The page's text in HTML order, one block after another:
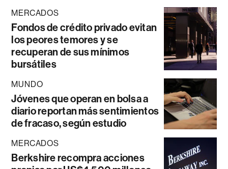
MERCADOS
Fondos de crédito privado evitan
los peores temores y se
recuperan de sus mínimos
bursátiles
MUNDO
Jóvenes que operan en bolsa a
diario reportan más sentimientos
de fracaso, según estudio
MERCADOS
Berkshire recompra acciones